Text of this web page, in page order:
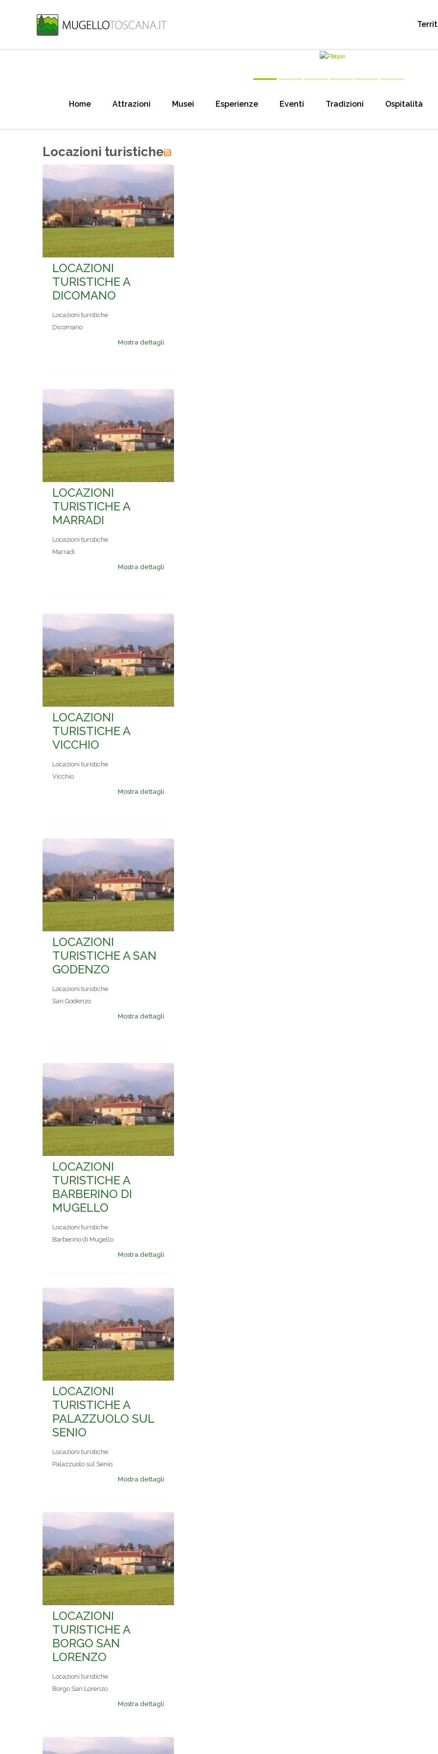
Home Attrazioni Musei Esperienze Eventi Tradizioni Ospitalità
Locazioni turistiche
LOCAZIONI
TURISTICHE A
DICOMANO
Locazioni turistiche
Dicomano
Mostra dettagli
LOCAZIONI
TURISTICHE A
MARRADI
Locazioni turistiche
Marradi
Mostra dettagli
LOCAZIONI
TURISTICHE A
VICCHIO
Locazioni turistiche
Vicchio
Mostra dettagli
LOCAZIONI
TURISTICHE A SAN
GODENZO
Locazioni turistiche
San Godenzo
Mostra dettagli
LOCAZIONI
TURISTICHE A
BARBERINO DI
MUGELLO
Locazioni turistiche
Barberino di Mugello
Mostra dettagli
LOCAZIONI
TURISTICHE A
PALAZZUOLO SUL
SENIO
Locazioni turistiche
Palazzuolo sul Senio
Mostra dettagli
LOCAZIONI
TURISTICHE A
BORGO SAN
LORENZO
Locazioni turistiche
Borgo San Lorenzo
Mostra dettagli